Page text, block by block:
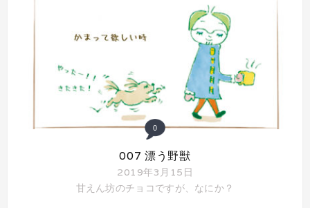
0
007 漂う野獣
2019年3月15日
甘えん坊のチョコですが、なにか？